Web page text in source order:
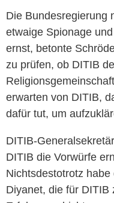
Die Bundesregierung
etwaige Spionage
ernst, betonte
zu prüfen, ob DITIB
erwarten von DITIB,
dafür tut, um
DITIB-
DITIB die Vorwürfe
Nichtsdestotrotz
Diyanet, die für DITIB